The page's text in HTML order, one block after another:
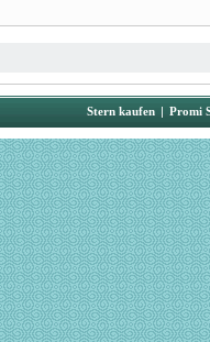
Stern kaufen | Promi